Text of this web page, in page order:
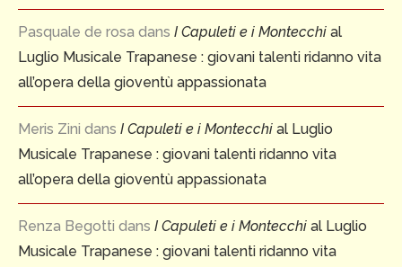
Pasquale de rosa dans I Capuleti e i Montecchi al
Luglio Musicale Trapanese : giovani talenti ridanno vita
all’opera della gioventù appassionata
Meris Zini dans I Capuleti e i Montecchi al Luglio
Musicale Trapanese : giovani talenti ridanno vita
all’opera della gioventù appassionata
Renza Begotti dans I Capuleti e i Montecchi al Luglio
Musicale Trapanese : giovani talenti ridanno vita